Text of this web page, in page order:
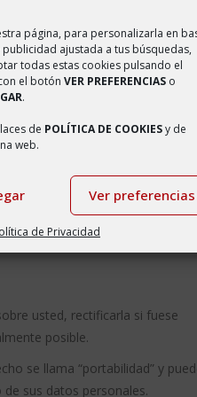
página, para personalizarla en
ajustada a tus búsquedas,
todas estas cookies pulsando el
el botón VER PREFERENCIAS o
.
de POLÍTICA DE COOKIESy de
web.
Ver preferencias
de Privacidad
ejemplo, la Unión Europea es
personal a ningún país que no
España para tramitar su
que reduzcan los riesgos del
la Ley 7/1985, de 2 de abril,
procederemos a eliminarlos de
usted, rectificarla si fuese
posible.
se llama “portabilidad” y
sus datos personales.